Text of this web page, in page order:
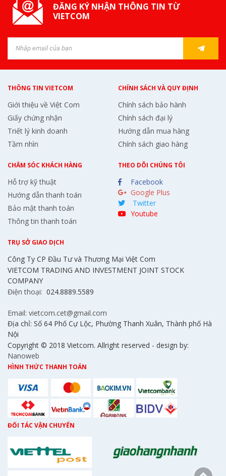
ĐĂNG KÝ NHẬN THÔNG TIN TỪ
VIETCOM
THÔNG TIN VIETCOM
Giới thiệu về Việt Com
Giấy chứng nhận
Triết lý kinh doanh
Tầm nhìn
CHÍNH SÁCH VÀ QUY ĐỊNH
Chính sách bảo hành
Chính sách đại lý
Hướng dẫn mua hàng
Chính sách giao hàng
CHĂM SÓC KHÁCH HÀNG
Hỗ trợ kỹ thuật
Hướng dẫn thanh toán
Bảo mật thanh toán
Thông tin thanh toán
THEO DÕI CHÚNG TÔI
Facebook
Google Plus
Twitter
Youtube
TRỤ SỞ GIAO DỊCH
Công Ty CP Đầu Tư và Thương Mại Việt Com
VIETCOM TRADING AND INVESTMENT JOINT STOCK
COMPANY
Điện thoại: 024.8889.5589
Email: vietcom.cet@gmail.com
Địa chỉ: Số 64 Phố Cự Lộc, Phường Thanh Xuân, Thành phố Hà
Nội
Copyright © 2018 Vietcom. Allright reserved - design by:
Nanoweb
HÌNH THỨC THANH TOÁN
ĐỐI TÁC VẬN CHUYỂN